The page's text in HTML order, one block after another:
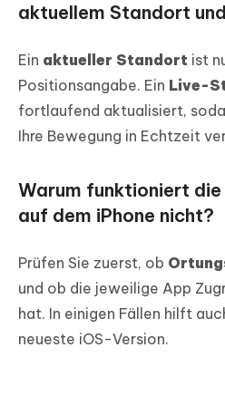
aktuellem Standort
Ein aktueller Standort ist
Positionsangabe. Ein Live-
fortlaufend aktualisiert,
Ihre Bewegung in Echtzeit
Warum funktioniert
auf dem iPhone nicht?
Prüfen Sie zuerst, ob
und ob die jeweilige App
hat. In einigen Fällen hilft
neueste iOS-Version.